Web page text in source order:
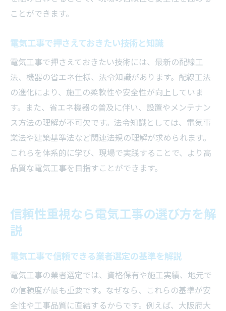
業務改善につながる電気工事の最新情報を
電気工事分野で注目される新しい取組みと
は
現場で進む電気工事の効率化と改革事例紹
介
電気工事業界の最新動向がもたらす変化と
は
電気工事の基幹業務で求められる今後の視
点
電気工事における実務課題の解決策
基幹業務で多い電気工事の課題と対処法と
電気工事の実務で役立つ課題解決のアプロ
現場目線で見る電気工事の具体的な問題と
対策
ことができます。
電気工事で押さえておきたい技術と知識
電気工事で押さえておきたい技術には、最新の配線工
法、機器の省エネ仕様、法令知識があります。配線工法
の進化により、施工の柔軟性や安全性が向上していま
す。また、省エネ機器の普及に伴い、設置やメンテナン
ス方法の理解が不可欠です。法令知識としては、電気事
業法や建築基準法など関連法規の理解が求められます。
これらを体系的に学び、現場で実践することで、より高
品質な電気工事を目指すことができます。
信頼性重視なら電気工事の選び方を解
説
電気工事で信頼できる業者選定の基準を解説
電気工事の業者選定では、資格保有や施工実績、地元で
の信頼度が最も重要です。なぜなら、これらの基準が安
全性や工事品質に直結するからです。例えば、大阪府大